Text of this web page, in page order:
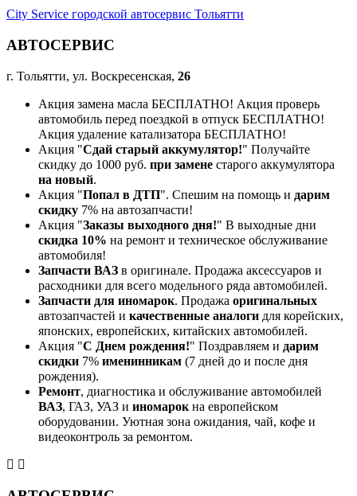
City Service городской автосервис Тольятти
АВТОСЕРВИС
г. Тольятти, ул. Воскресенская, 26
Акция замена масла БЕСПЛАТНО! Акция проверь
автомобиль перед поездкой в отпуск БЕСПЛАТНО!
Акция удаление катализатора БЕСПЛАТНО!
Акция "Сдай старый аккумулятор!" Получайте
скидку до 1000 руб. при замене старого аккумулятора
на новый.
Акция "Попал в ДТП". Спешим на помощь и дарим
скидку 7% на автозапчасти!
Акция "Заказы выходного дня!" В выходные дни
скидка 10% на ремонт и техническое обслуживание
автомобиля!
Запчасти ВАЗ в оригинале. Продажа аксессуаров и
расходники для всего модельного ряда автомобилей.
Запчасти для иномарок. Продажа оригинальных
автозапчастей и качественные аналоги для корейских,
японских, европейских, китайских автомобилей.
Акция "С Днем рождения!" Поздравляем и дарим
скидки 7% именинникам (7 дней до и после дня
рождения).
Ремонт, диагностика и обслуживание автомобилей
ВАЗ, ГАЗ, УАЗ и иномарокна европейском
оборудовании. Уютная зона ожидания, чай, кофе и
видеоконтроль за ремонтом.